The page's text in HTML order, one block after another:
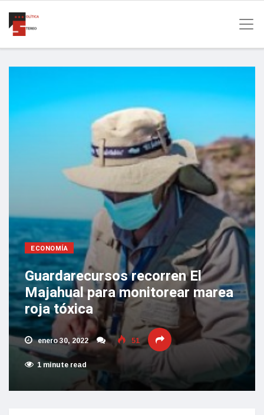
ECONOMÍA
Guardarecursos recorren El
Majahual para monitorear marea
roja tóxica
enero 30, 2022 51
1 minute read